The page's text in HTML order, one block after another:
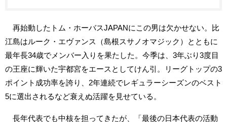
再始動したトム・ホーバスJAPANにこの男は欠かせない。比
江島はルーク・エヴァンス（島根スサノオマジック）とともに
最年長34歳でメンバー入りを果たした。今季は、3年ぶり3度目
の王座に輝いた宇都宮をエースとしてけん引。リーグトップの3
ポイント成功率を誇り、2年連続でレギュラーシーズンのベスト
5に選出されるなど衰えぬ活躍を見せている。
長年代表でも中核を担ってきたが、「最後の日本代表の活動